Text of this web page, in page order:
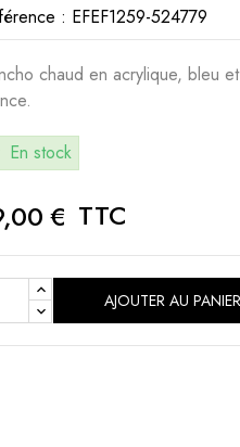
: EFEF1259-524779
chaud en acrylique, bleu
En stock
€ TTC
AJOUTER AU PANIER